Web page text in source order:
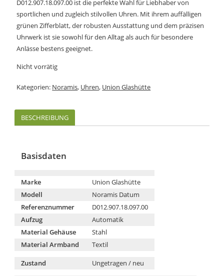
D012.907.18.097.00 ist die perfekte Wahl für Liebhaber von
sportlichen und zugleich stilvollen Uhren. Mit ihrem auffälligen
grünen Zifferblatt, der robusten Ausstattung und dem präzisen
Uhrwerk ist sie sowohl für den Alltag als auch für besondere
Anlässe bestens geeignet.
Nicht vorrätig
Kategorien: Noramis, Uhren, Union Glashütte
BESCHREIBUNG
Basisdaten
Marke
Union Glashütte
Modell
Noramis Datum
Referenznummer
D012.907.18.097.00
Aufzug
Automatik
Material Gehäuse
Stahl
Material Armband
Textil
Zustand Ungetragen / neu